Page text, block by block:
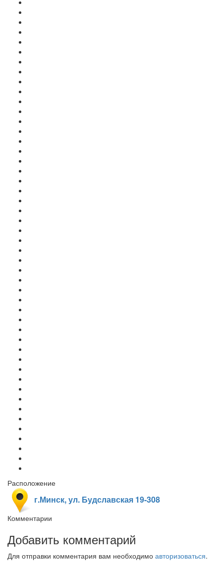
Расположение
г.Минск, ул. Будславская 19-308
Комментарии
Добавить комментарий
Для отправки комментария вам необходимо авторизоваться.